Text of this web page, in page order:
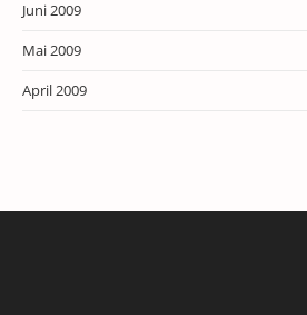
Juni 2009
Mai 2009
April 2009